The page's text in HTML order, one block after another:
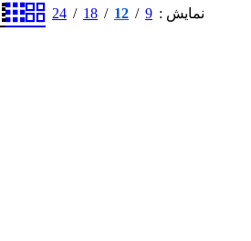
نمایش 9
12
18
24